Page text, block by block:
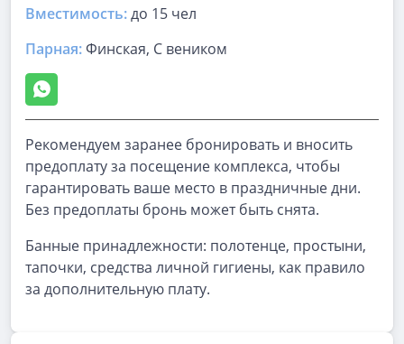
Вместимость:до 15 чел
Парная:Финская, С веником
Рекомендуем заранее бронировать и вносить
предоплату за посещение комплекса, чтобы
гарантировать ваше место в праздничные дни.
Без предоплаты бронь может быть снята.
Банные принадлежности: полотенце, простыни,
тапочки, средства личной гигиены, как правило
за дополнительную плату.